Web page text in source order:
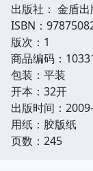
出版社： 金盾出
ISBN：
版次：1
商品编码：
包装：平装
开本：32开
出版时间：
用纸：胶版纸
页数：245